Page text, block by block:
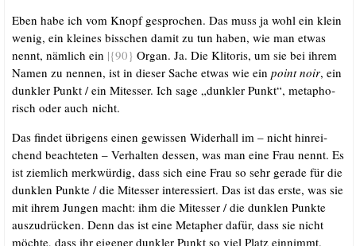
Eben habe ich vom Knopf gespro­chen. Das muss ja wohl ein klein
wenig, ein klei­nes biss­chen damit zu tun haben, wie man etwas
nennt, näm­lich ein |{90} Organ. Ja. Die Kli­to­ris, um sie bei ihrem
Namen zu nen­nen, ist in die­ser Sache etwas wie ein point noir, ein
dunk­ler Punkt /​ ein Mit­es­ser. Ich sage „dunk­ler Punkt“, meta­pho­
risch oder auch nicht.
Das fin­det übri­gens einen gewis­sen Wider­hall im – nicht hin­rei­
chend beach­te­ten – Ver­hal­ten des­sen, was man eine Frau nennt. Es
ist ziem­lich merk­wür­dig, dass sich eine Frau so sehr gera­de für die
dunk­len Punk­te /​ die Mit­es­ser inter­es­siert. Das ist das ers­te, was sie
mit ihrem Jun­gen macht: ihm die Mit­es­ser /​ die dunk­len Punk­te
aus­zu­drü­cken. Denn das ist eine Meta­pher dafür, dass sie nicht
möch­te, dass ihr eige­ner dunk­ler Punkt so viel Platz einnimmt.